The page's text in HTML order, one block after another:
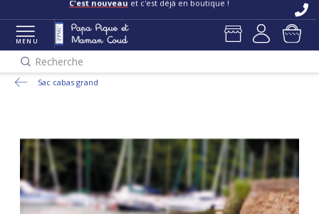
C'est nouveau et c'est déjà en boutique !
MENU
Recherche
Sac cabas grand